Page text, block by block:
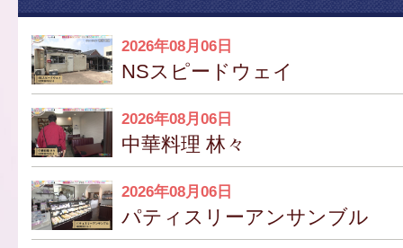
2026年08月06日
NSスピードウェイ
2026年08月06日
中華料理 林々
2026年08月06日
パティスリーアンサンブル